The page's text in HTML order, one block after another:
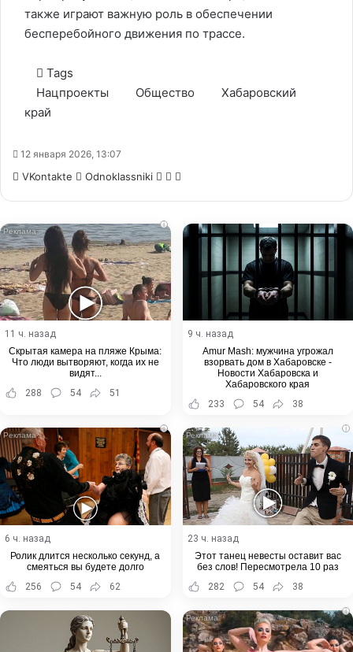
также играют важную роль в обеспечении
бесперебойного движения по трассе.
Tags
Нацпроекты
Общество
Хабаровский
край
12 января 2026, 13:07
VKontakte Odnoklassniki WhatsApp
Telegram
i
11 ч. назад
Скрытая камера на пляже Крыма:
Что люди вытворяют, когда их не
видят...
288
54 51
9 ч. назад
Amur Mash: мужчина угрожал
взорвать дом в Хабаровске -
Новости Хабаровска и
Хабаровского края
233
54 38
i
6 ч. назад
Ролик длится несколько секунд, а
смеяться вы будете долго
256
54 62
i
23 ч. назад
Этот танец невесты оставит вас
без слов! Пересмотрела 10 раз
282
54 38
i